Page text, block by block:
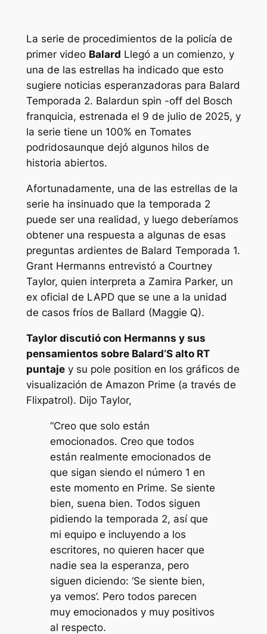
La serie de procedimientos de la policía de
primer video Balard Llegó a un comienzo, y
una de las estrellas ha indicado que esto
sugiere noticias esperanzadoras para Balard
Temporada 2. Balardun spin -off del Bosch
franquicia, estrenada el 9 de julio de 2025, y
la serie tiene un 100% en Tomates
podridosaunque dejó algunos hilos de
historia abiertos.
Afortunadamente, una de las estrellas de la
serie ha insinuado que la temporada 2
puede ser una realidad, y luego deberíamos
obtener una respuesta a algunas de esas
preguntas ardientes de Balard Temporada 1.
Grant Hermanns entrevistó a Courtney
Taylor, quien interpreta a Zamira Parker, un
ex oficial de LAPD que se une a la unidad
de casos fríos de Ballard (Maggie Q).
Taylor discutió con Hermanns y sus
pensamientos sobre Balard‘S alto RT
puntajey su pole position en los gráficos de
visualización de Amazon Prime (a través de
Flixpatrol). Dijo Taylor,
“Creo que solo están
emocionados. Creo que todos
están realmente emocionados de
que sigan siendo el número 1 en
este momento en Prime. Se siente
bien, suena bien. Todos siguen
pidiendo la temporada 2, así que
mi equipo e incluyendo a los
escritores, no quieren hacer que
nadie sea la esperanza, pero
siguen diciendo: ‘Se siente bien,
ya vemos’. Pero todos parecen
muy emocionados y muy positivos
al respecto.